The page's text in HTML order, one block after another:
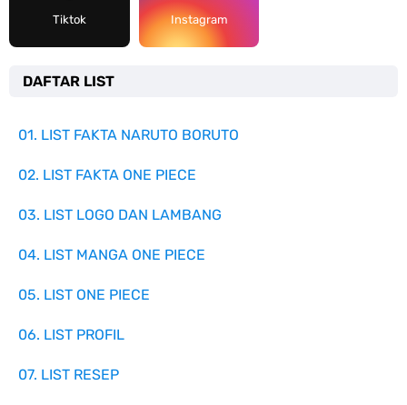
Tiktok Instagram
DAFTAR LIST
01. LIST FAKTA NARUTO BORUTO
02. LIST FAKTA ONE PIECE
03. LIST LOGO DAN LAMBANG
04. LIST MANGA ONE PIECE
05. LIST ONE PIECE
06. LIST PROFIL
07. LIST RESEP